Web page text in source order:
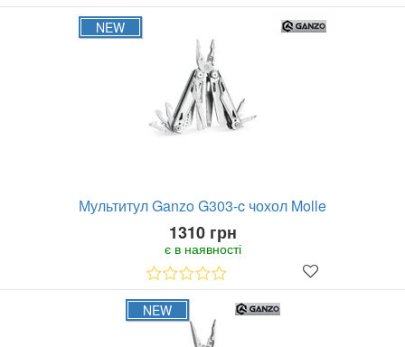
NEW
Мультитул Ganzo G303-c чохол Molle
1310 грн
є в наявності
NEW